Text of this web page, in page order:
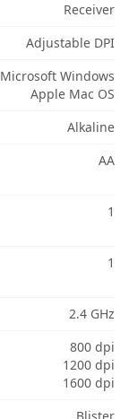
Receiver
Adjustable DPI
Microsoft Windows
Apple Mac OS
Alkaline
AA
1
1
2.4 GHz
800 dpi
1200 dpi
1600 dpi